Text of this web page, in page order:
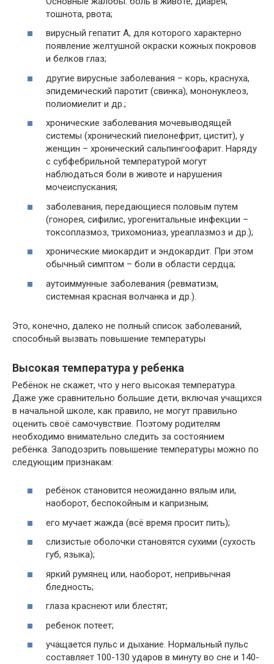
тошнота, рвота;
вирусный гепатит А, для которого характерно
появление желтушной окраски кожных покровов
и белков глаз;
другие вирусные заболевания – корь, краснуха,
эпидемический паротит (свинка), мононуклеоз,
полиомиелит и др.;
хронические заболевания мочевыводящей
системы (хронический пиелонефрит, цистит), у
женщин – хронический сальпингоофарит. Наряду
с субфебрильной температурой могут
наблюдаться боли в животе и нарушения
мочеиспускания;
заболевания, передающиеся половым путем
(гонорея, сифилис, урогенитальные инфекции –
токсоплазмоз, трихомониаз, уреаплазмоз и др.);
хронические миокардит и эндокардит. При этом
обычный симптом – боли в области сердца;
аутоиммунные заболевания (ревматизм,
системная красная волчанка и др.).
Это, конечно, далеко не полный список заболеваний,
способный вызвать повышение температуры
Высокая температура у ребенка
Ребёнок не скажет, что у него высокая температура.
Даже уже сравнительно большие дети, включая учащихся
в начальной школе, как правило, не могут правильно
оценить своё самочувствие. Поэтому родителям
необходимо внимательно следить за состоянием
ребёнка. Заподозрить повышение температуры можно по
следующим признакам:
ребёнок становится неожиданно вялым или,
наоборот, беспокойным и капризным;
его мучает жажда (всё время просит пить);
слизистые оболочки становятся сухими (сухость
губ, языка);
яркий румянец или, наоборот, непривычная
бледность;
глаза краснеют или блестят;
ребенок потеет;
учащается пульс и дыхание. Нормальный пульс
составляет 100-130 ударов в минуту во сне и 140-